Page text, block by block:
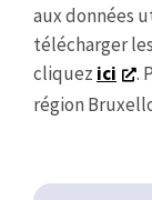
aux données
télécharger
cliquez ici
.
région